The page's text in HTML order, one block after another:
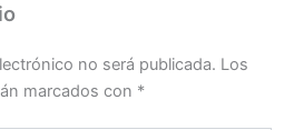
no será publicada. Los
marcados con *